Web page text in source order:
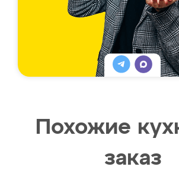
Похожие
заказ